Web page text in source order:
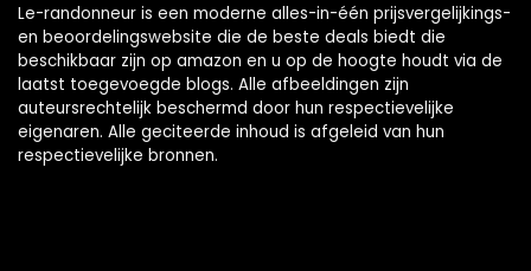
Le-randonneur is een moderne alles-in-één prijsvergelijkings-
en beoordelingswebsite die de beste deals biedt die
beschikbaar zijn op amazon en u op de hoogte houdt via de
laatst toegevoegde blogs. Alle afbeeldingen zijn
auteursrechtelijk beschermd door hun respectievelijke
eigenaren. Alle geciteerde inhoud is afgeleid van hun
respectievelijke bronnen.